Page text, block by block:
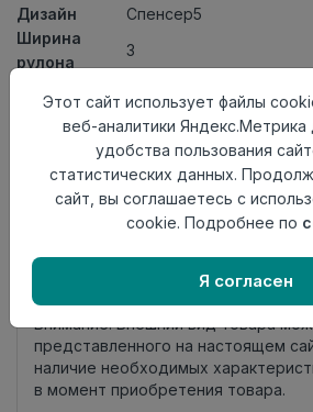
Дизайн
Спенсер5
Ширина
рулона
3
толщина
3мм
Толщина
защитного
слоя
0,20мм
АктуальностьАктуален
происхождения
Нет в наличии
Внимание! Внешний вид товара
представленного на настоящем
наличие необходимых
в момент приобретения товара.
Этот сайт использует файлы
веб-аналитики
удобства пользования
статистических данных.
сайт, вы соглашаетесь с
cookie. Подробнее по
Я согласен